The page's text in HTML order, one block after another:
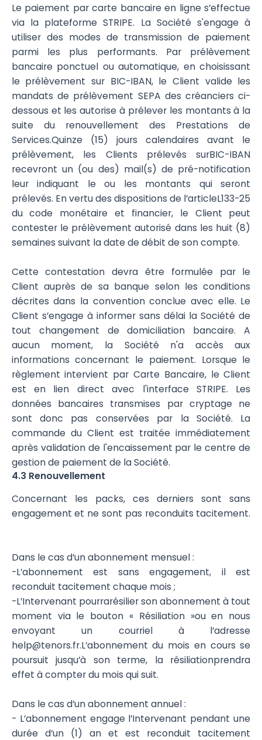
Le paiement par carte bancaire en ligne s’effectue
via la plateforme STRIPE. La Société s'engage à
utiliser des modes de transmission de paiement
parmi les plus performants. Par prélèvement
bancaire ponctuel ou automatique, en choisissant
le prélèvement sur BIC-IBAN, le Client valide les
mandats de prélèvement SEPA des créanciers ci-
dessous et les autorise à prélever les montants à la
suite du renouvellement des Prestations de
Services.Quinze (15) jours calendaires avant le
prélèvement, les Clients prélevés surBIC-IBAN
recevront un (ou des) mail(s) de pré-notification
leur indiquant le ou les montants qui seront
prélevés. En vertu des dispositions de l’articleL133-25
du code monétaire et financier, le Client peut
contester le prélèvement autorisé dans les huit (8)
semaines suivant la date de débit de son compte.
Cette contestation devra être formulée par le
Client auprès de sa banque selon les conditions
décrites dans la convention conclue avec elle. Le
Client s’engage à informer sans délai la Société de
tout changement de domiciliation bancaire. A
aucun moment, la Société n'a accès aux
informations concernant le paiement. Lorsque le
règlement intervient par Carte Bancaire, le Client
est en lien direct avec l'interface STRIPE. Les
données bancaires transmises par cryptage ne
sont donc pas conservées par la Société. La
commande du Client est traitée immédiatement
après validation de l'encaissement par le centre de
gestion de paiement de la Société.
4.3 Renouvellement
Concernant les packs, ces derniers sont sans
engagement et ne sont pas reconduits tacitement.
Dans le cas d’un abonnement mensuel :
-L’abonnement est sans engagement, il est
reconduit tacitement chaque mois ;
-L’Intervenant pourrarésilier son abonnement à tout
moment via le bouton « Résiliation »ou en nous
envoyant un courriel à l’adresse
help@tenors.fr.L’abonnement du mois en cours se
poursuit jusqu’à son terme, la résiliationprendra
effet à compter du mois qui suit.
Dans le cas d’un abonnement annuel :
- L’abonnement engage l’Intervenant pendant une
durée d’un (1) an et est reconduit tacitement